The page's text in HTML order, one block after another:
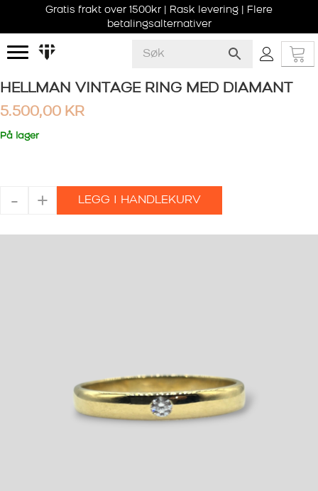
Gratis frakt over 1500kr | Rask levering | Flere
betalingsalternativer
HELLMAN VINTAGE RING MED DIAMANT
5.500,00 KR
På lager
-
VINTAGE
MED
+ LEGG I HANDLEKURV